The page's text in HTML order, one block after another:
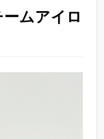
ムアイロ